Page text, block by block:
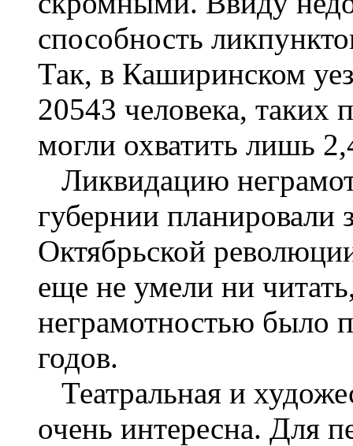
способность
Так, в Каширинском
20543 человека, таких
могли охватить лишь
Ликвидацию
губернии планировали
Октябрьской
еще не умели ни
неграмотностью было
годов.
Театральная и
очень интересна. Для